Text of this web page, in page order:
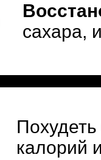
сахара,
Похудеть
калорий